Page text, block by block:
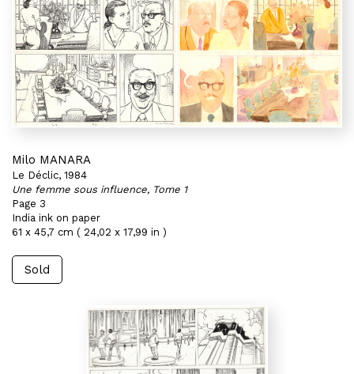
Milo MANARA
Le Déclic, 1984
Une femme sous influence, Tome 1
Page 3
India ink on paper
61 x 45,7 cm ( 24,02 x 17,99 in )
Sold